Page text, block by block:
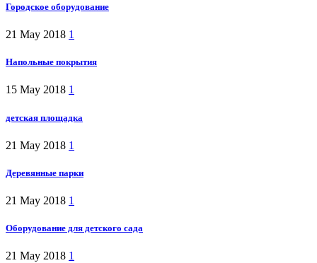
Городское оборудование
21 May 2018 1
Напольные покрытия
15 May 2018 1
детская площадка
21 May 2018 1
Деревянные парки
21 May 2018 1
Оборудование для детского сада
21 May 2018 1